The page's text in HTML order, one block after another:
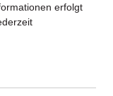
erfolgt